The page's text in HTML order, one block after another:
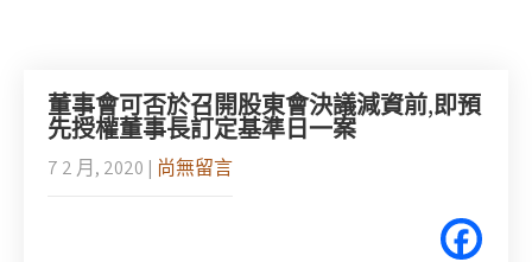
董事會可否於召開股東會決議減資前,即預
先授權董事長訂定基準日一案
7 2 月, 2020 | 尚無留言